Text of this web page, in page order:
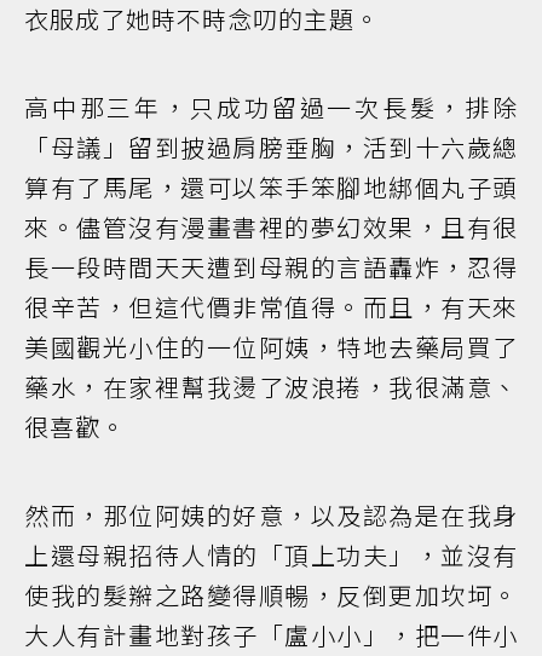
衣服成了她時不時念叨的主題。
高中那三年，只成功留過一次長髮，排除
「母議」留到披過肩膀垂胸，活到十六歲總
算有了馬尾，還可以笨手笨腳地綁個丸子頭
來。儘管沒有漫畫書裡的夢幻效果，且有很
長一段時間天天遭到母親的言語轟炸，忍得
很辛苦，但這代價非常值得。而且，有天來
美國觀光小住的一位阿姨，特地去藥局買了
藥水，在家裡幫我燙了波浪捲，我很滿意、
很喜歡。
然而，那位阿姨的好意，以及認為是在我身
上還母親招待人情的「頂上功夫」，並沒有
使我的髮辮之路變得順暢，反倒更加坎坷。
大人有計畫地對孩子「盧小小」，把一件小